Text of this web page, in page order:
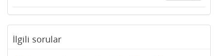
İlgili sorular